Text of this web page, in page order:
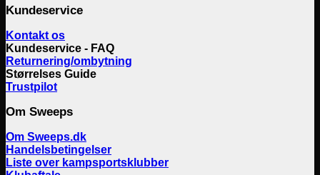
Kundeservice
Kontakt os
Kundeservice - FAQ
Returnering/ombytning
Størrelses Guide
Trustpilot
Om Sweeps
Om Sweeps.dk
Handelsbetingelser
Liste over kampsportsklubber